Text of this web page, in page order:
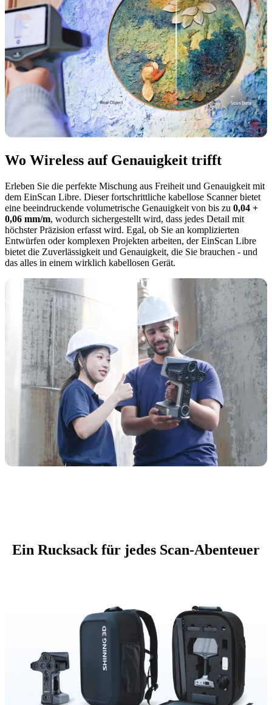
Wo Wireless auf Genauigkeit trifft
Erleben Sie die perfekte Mischung aus Freiheit und Genauigkeit mit
dem EinScan Libre. Dieser fortschrittliche kabellose Scanner bietet
eine beeindruckende volumetrische Genauigkeit von bis zu 0,04 +
0,06 mm/m, wodurch sichergestellt wird, dass jedes Detail mit
höchster Präzision erfasst wird. Egal, ob Sie an komplizierten
Entwürfen oder komplexen Projekten arbeiten, der EinScan Libre
bietet die Zuverlässigkeit und Genauigkeit, die Sie brauchen - und
das alles in einem wirklich kabellosen Gerät.
Ein Rucksack für jedes Scan-Abenteuer